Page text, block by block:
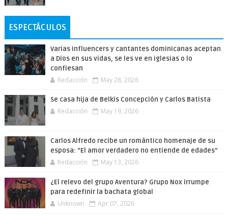
ESPECTÁCULOS
Varias influencers y cantantes dominicanas aceptan
a Dios en sus vidas, se les ve en iglesias o lo
confiesan
Redacción May 28, 2026
Se casa hija de Belkis Concepción y Carlos Batista
Redacción May 19, 2026
Carlos Alfredo recibe un romántico homenaje de su
esposa: “El amor verdadero no entiende de edades”
Redacción May 13, 2026
¿El relevo del grupo Aventura? Grupo Nox irrumpe
para redefinir la bachata global
Unknown Apr 07, 2026